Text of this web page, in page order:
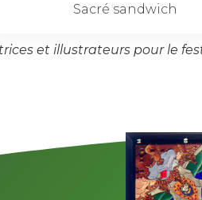
Sacré sandwich
et illustrateurs pour le